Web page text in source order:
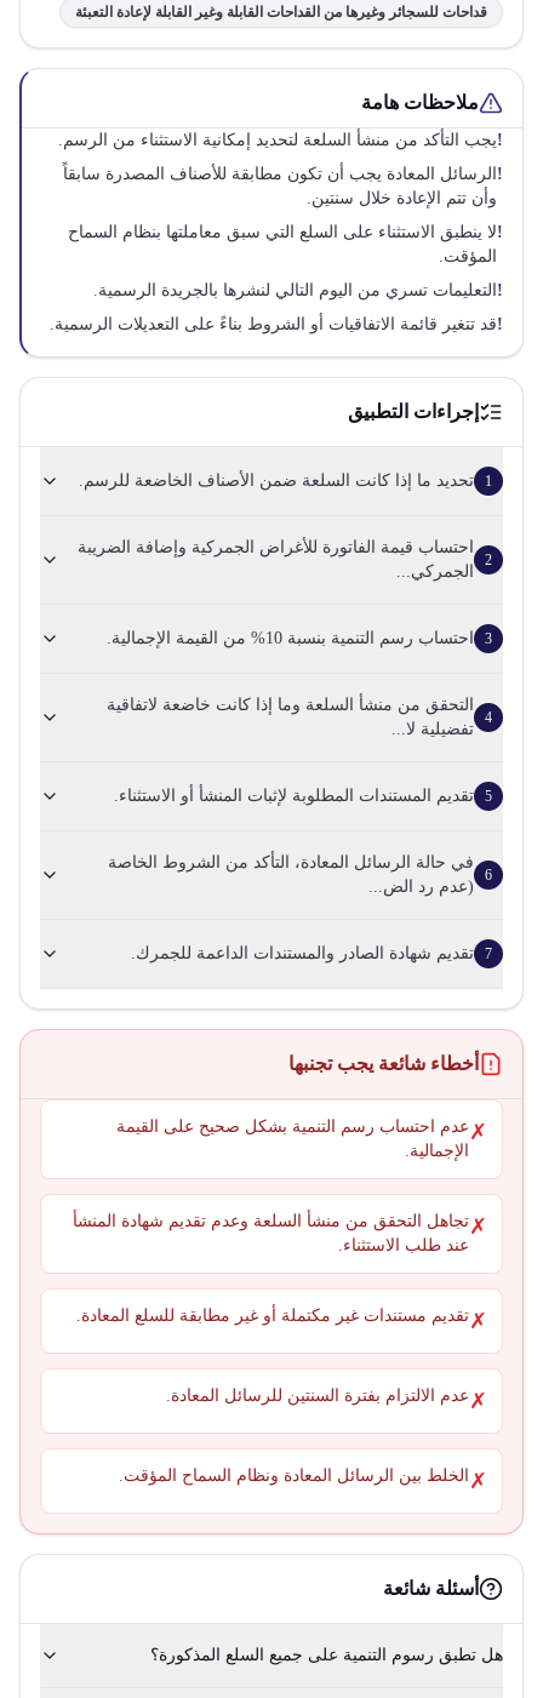
قداحات للسجائر وغيرها من القداحات القابلة وغير القابلة لإعادة التعبئة
ملاحظات هامة
!يجب التأكد من منشأ السلعة لتحديد إمكانية الاستثناء من الرسم.
! الرسائل المعادة يجب أن تكون مطابقة للأصناف المصدرة سابقاً
وأن تتم الإعادة خلال سنتين.
!لا ينطبق الاستثناء على السلع التي سبق معاملتها بنظام السماح
المؤقت.
! التعليمات تسري من اليوم التالي لنشرها بالجريدة الرسمية.
!قد تتغير قائمة الاتفاقيات أو الشروط بناءً على التعديلات الرسمية.
إجراءات التطبيق
1 تحديد ما إذا كانت السلعة ضمن الأصناف الخاضعة للرسم.
2
احتساب قيمة الفاتورة للأغراض الجمركية وإضافة الضريبة
الجمركي...
3 احتساب رسم التنمية بنسبة 10% من القيمة الإجمالية.
4
التحقق من منشأ السلعة وما إذا كانت خاضعة لاتفاقية
تفضيلية لا...
5 تقديم المستندات المطلوبة لإثبات المنشأ أو الاستثناء.
6
في حالة الرسائل المعادة، التأكد من الشروط الخاصة
(عدم رد الض...
7 تقديم شهادة الصادر والمستندات الداعمة للجمرك.
أخطاء شائعة يجب تجنبها
✗ عدم احتساب رسم التنمية بشكل صحيح على القيمة
الإجمالية.
✗تجاهل التحقق من منشأ السلعة وعدم تقديم شهادة المنشأ
عند طلب الاستثناء.
✗تقديم مستندات غير مكتملة أو غير مطابقة للسلع المعادة.
✗ عدم الالتزام بفترة السنتين للرسائل المعادة.
✗ الخلط بين الرسائل المعادة ونظام السماح المؤقت.
أسئلة شائعة
هل تطبق رسوم التنمية على جميع السلع المذكورة؟